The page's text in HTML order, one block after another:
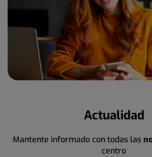
Actualidad
Mantente informado con todas las
centro